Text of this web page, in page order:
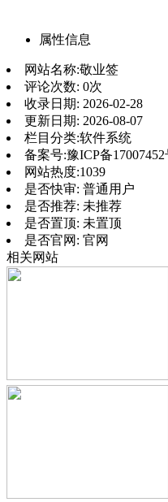
属性信息
网站名称:敬业签
评论次数: 0次
收录日期: 2026-02-28
更新日期: 2026-08-07
栏目分类:软件系统
备案号:豫ICP备17007452
网站热度:1039
是否快审: 普通用户
是否推荐: 未推荐
是否置顶: 未置顶
是否官网: 官网
相关网站